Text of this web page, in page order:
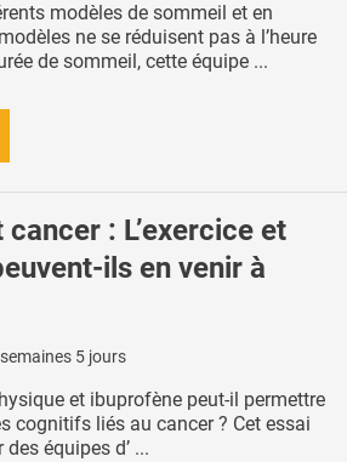
modèles de sommeil et en
ne se réduisent pas à l’heure
de sommeil, cette équipe ...
cancer : L’exercice et
ils en venir à
5 jours
et ibuprofène peut-il permettre
cognitifs liés au cancer ? Cet essai
équipes d’ ...